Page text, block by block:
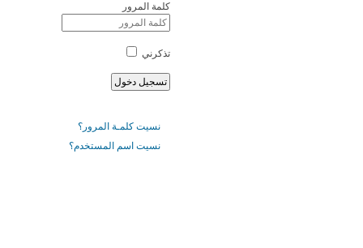
كلمة المرور
تذكرني
نسيت كلمـة المرور؟
نسيت اسم المستخدم؟